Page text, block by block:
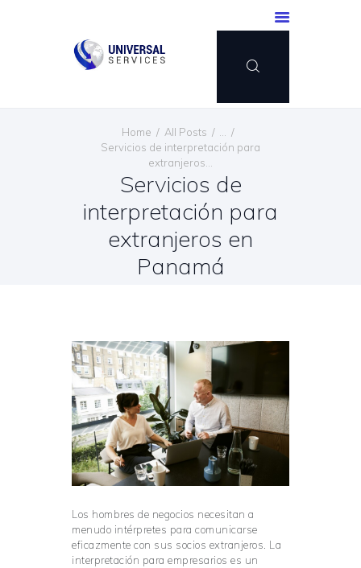
Home All Posts
Servicios de interpretación para
extranjeros...
Servicios de
interpretación para
extranjeros en
Panamá
SERVICIOS
MÉTODO DE PAGO
CONTÁCTENOS
ESPAÑOL
Los hombres de negocios necesitan a
menudo intérpretes para comunicarse
eficazmente con sus socios extranjeros. La
interpretación para empresarios es un